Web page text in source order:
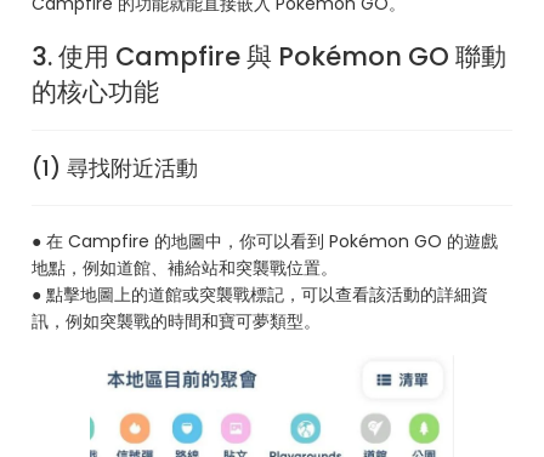
3. 使用 Campfire 與 Pokémon GO 聯動
的核心功能
(1) 尋找附近活動
● 在 Campfire 的地圖中，你可以看到 Pokémon GO 的遊戲
地點，例如道館、補給站和突襲戰位置。
● 點擊地圖上的道館或突襲戰標記，可以查看該活動的詳細資
訊，例如突襲戰的時間和寶可夢類型。